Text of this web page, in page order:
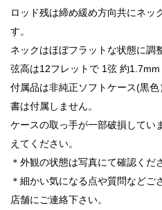
ロッド残は締め緩め方向共にネッ
す。
ネックはほぼフラットな状態に調
弦高は12フレットで 1弦 約1.7mm
付属品は非純正ソフトケース(黒
書は付属しません。
ケースの取っ手が一部破損してい
えてください。
＊外観の状態は写真にて確認くだ
＊細かい気になる点や質問などご
店舗にご連絡下さい。